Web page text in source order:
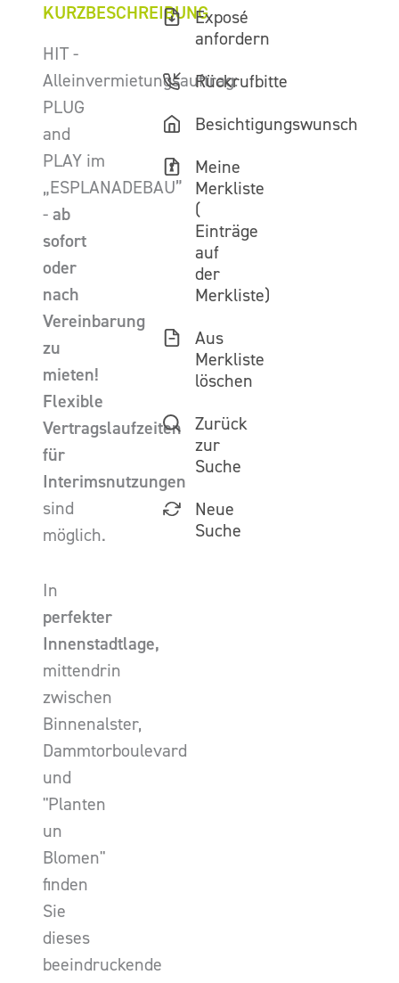
KURZBESCHREIBUNG
HIT -
Alleinvermietungsauftrag:
PLUG
and
PLAY im
„ESPLANADEBAU”
- ab
sofort
oder
nach
Vereinbarung
zu
mieten!
Flexible
Vertragslaufzeiten
für
Interimsnutzungen
sind
möglich.
In
perfekter
Innenstadtlage,
mittendrin
zwischen
Binnenalster,
Dammtorboulevard
und
"Planten
un
Blomen"
finden
Sie
dieses
beeindruckende
Exposé
anfordern
Rückrufbitte
Besichtigungswunsch
Meine
Merkliste
(
Einträge
auf
der
Merkliste)
Aus
Merkliste
löschen
Zurück
zur
Suche
Neue
Suche